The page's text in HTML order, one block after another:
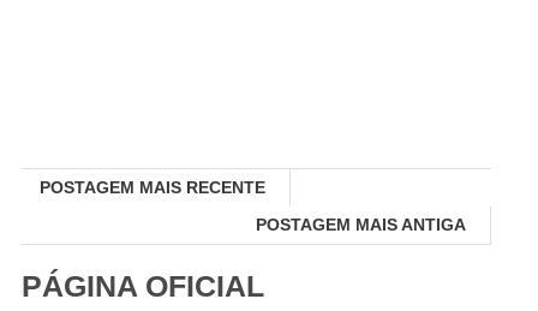
POSTAGEM MAIS RECENTE
POSTAGEM MAIS ANTIGA
PÁGINA OFICIAL